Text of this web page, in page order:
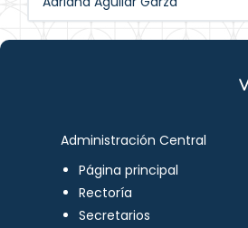
Administración Central
Página principal
Rectoría
Secretarios